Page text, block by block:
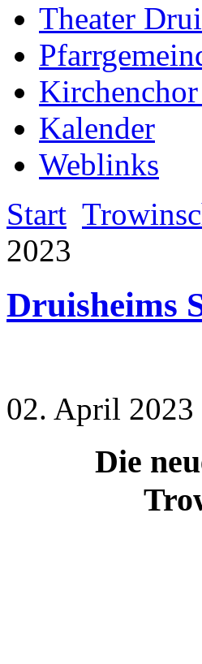
Theater
Kalender
Weblinks
Start
2023
Druisheims
02. April
Die